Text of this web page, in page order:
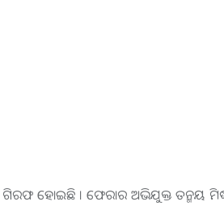
ହୋଇଛି । ଫେରାର ଅଭିଯୁକ୍ତ ତନ୍ମୟ